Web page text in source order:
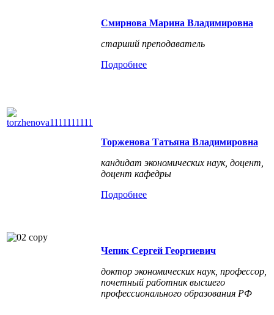
Смирнова Марина Владимировна
старший преподаватель
Подробнее
Торженова Татьяна Владимировна
кандидат экономических наук, доцент,
доцент кафедры
Подробнее
Чепик Сергей Георгиевич
доктор экономических наук, профессор,
почетный работник высшего
профессионального образования РФ